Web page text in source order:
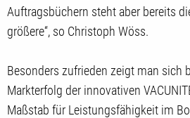
Auftragsbüchern steht aber bereits
größere“, so Christoph Wöss.
Besonders zufrieden zeigt man sich
Markterfolg der innovativen
Maßstab für Leistungsfähigkeit im